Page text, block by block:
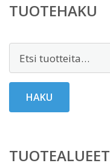
TUOTEHAKU
HAKU
TUOTEALUEET